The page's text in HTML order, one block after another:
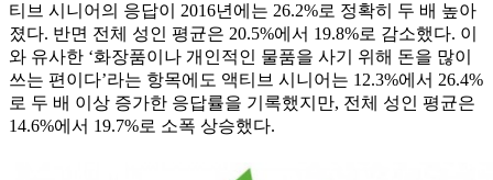
티브 시니어의 응답이 2016년에는 26.2%로 정확히 두 배 높아
졌다. 반면 전체 성인 평균은 20.5%에서 19.8%로 감소했다. 이
와 유사한 ‘화장품이나 개인적인 물품을 사기 위해 돈을 많이
쓰는 편이다’라는 항목에도 액티브 시니어는 12.3%에서 26.4%
로 두 배 이상 증가한 응답률을 기록했지만, 전체 성인 평균은
14.6%에서 19.7%로 소폭 상승했다.